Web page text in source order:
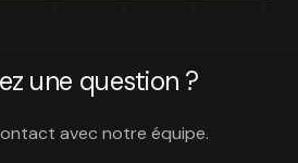
une question ?
avec notre équipe.